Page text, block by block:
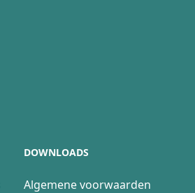
DOWNLOADS
Algemene voorwaarden